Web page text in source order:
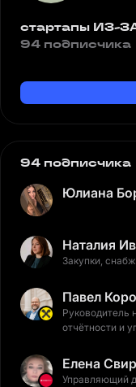
стартапы ИЗ-
94 подписчика
94 подписчика
Юлиана
Наталия
Закупки,
Павел
Руководитель
отчётности и
Елена
Управляющий